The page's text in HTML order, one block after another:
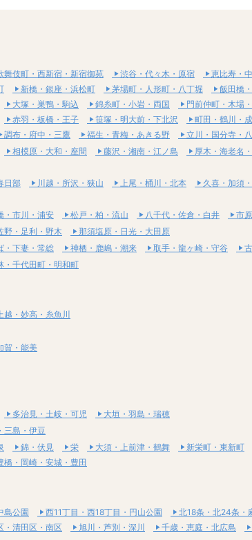
舞伎町・西新宿・新宿御苑 渋谷・代々木・原宿 恵比寿・
新橋・銀座・浜松町 茅場町・人形町・八丁堀 飯田橋
大塚・巣鴨・駒込 錦糸町・小岩・両国 門前仲町・木場
赤羽・板橋・王子 笹塚・明大前・下北沢 町田・鶴川・
調布・府中・三鷹 福生・青梅・あきる野
立川・国分寺・
相模原・大和・座間 藤沢・湘南・江ノ島 厚木・海老名
日部 川越・所沢・狭山 上尾・桶川・北本 久喜・加須
・市川・浦安 松戸・柏・流山 八千代・佐倉・白井 市
野・足利・野木
那須塩原・日光・大田原
・下妻・常総 神栖・鹿嶋・潮来 取手・龍ヶ崎・守谷
・千代田町・明和町
上越・妙高・糸魚川
賀・能美
多治見・土岐・可児
大垣・羽島・瑞穂
三島・伊豆
錦・伏見 栄 大須・上前津・鶴舞 新栄町・東新町
橋・岡崎・安城・豊田
島公園 西11丁目・西18丁目・円山公園 北18条・北24条・
・清田区・南区 旭川・芦別・深川 千歳・恵庭・北広島